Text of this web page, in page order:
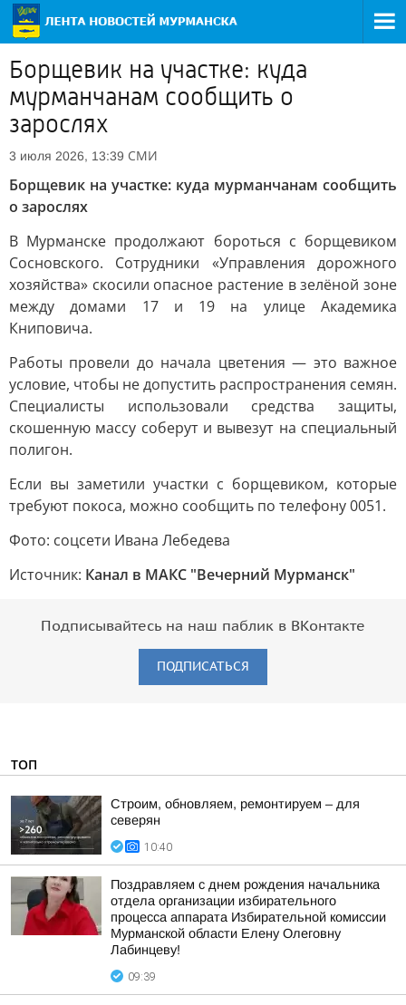
Борщевик на участке: куда
мурманчанам сообщить о
зарослях
3 июля 2026, 13:39 СМИ
Борщевик на участке: куда мурманчанам сообщить
о зарослях
В Мурманске продолжают бороться с борщевиком
Сосновского. Сотрудники «Управления дорожного
хозяйства» скосили опасное растение в зелёной зоне
между домами 17 и 19 на улице Академика
Книповича.
Работы провели до начала цветения — это важное
условие, чтобы не допустить распространения семян.
Специалисты использовали средства защиты,
скошенную массу соберут и вывезут на специальный
полигон.
Если вы заметили участки с борщевиком, которые
требуют покоса, можно сообщить по телефону 0051.
Фото: соцсети Ивана Лебедева
Источник: Канал в МАКС "Вечерний Мурманск"
Подписывайтесь на наш паблик в ВКонтакте
ПОДПИСАТЬСЯ
ТОП
Строим, обновляем, ремонтируем – для
северян
10:40
Поздравляем с днем рождения начальника
отдела организации избирательного
процесса аппарата Избирательной комиссии
Мурманской области Елену Олеговну
Лабинцеву!
09:39